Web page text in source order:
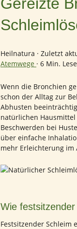
Heilnatura · Zuletzt
Atemwege · 6 Min.
Wenn die Bronchien
schon der Alltag zur
Abhusten
natürlichen
Beschwerden bei
über einfache
mehr Erleichterung im
Wie
Festsitzender Schleim